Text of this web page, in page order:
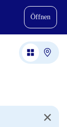
Öffnen